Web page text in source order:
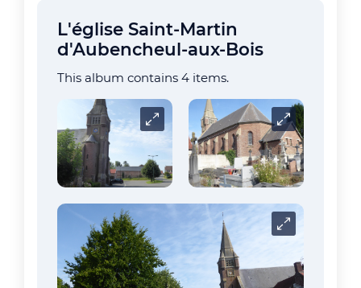
L'église Saint-Martin
d'Aubencheul-aux-Bois
This album contains 4 items.
Carrousel Carrousel